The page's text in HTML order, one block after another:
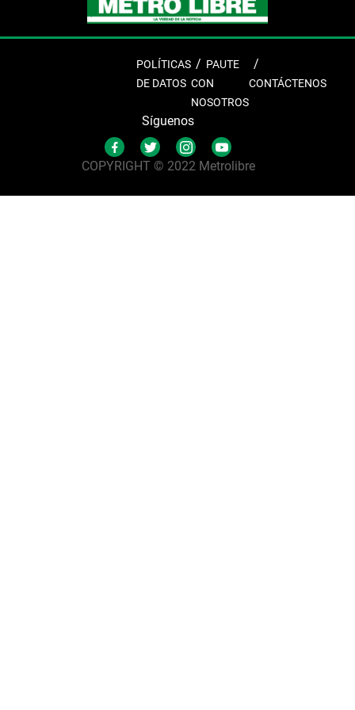
POLÍTICAS
DE DATOS
PAUTE
CON
NOSOTROS
CONTÁCTENOS
Síguenos
COPYRIGHT © 2022 Metrolibre